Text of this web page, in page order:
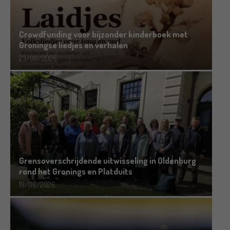
Crowdfunding voor bijzonder kinderboek met
Groningse liedjes en verhalen
23/06/2026
Grensoverschrijdende uitwisseling in Oldenburg
rond het Gronings en Platduits
19/06/2026